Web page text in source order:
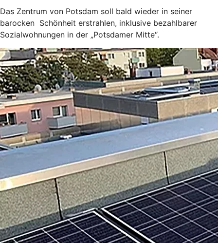
Das Zentrum von Potsdam soll bald wieder in seiner
barocken Schönheit erstrahlen, inklusive bezahlbarer
Sozialwohnungen in der „Potsdamer Mitte“.